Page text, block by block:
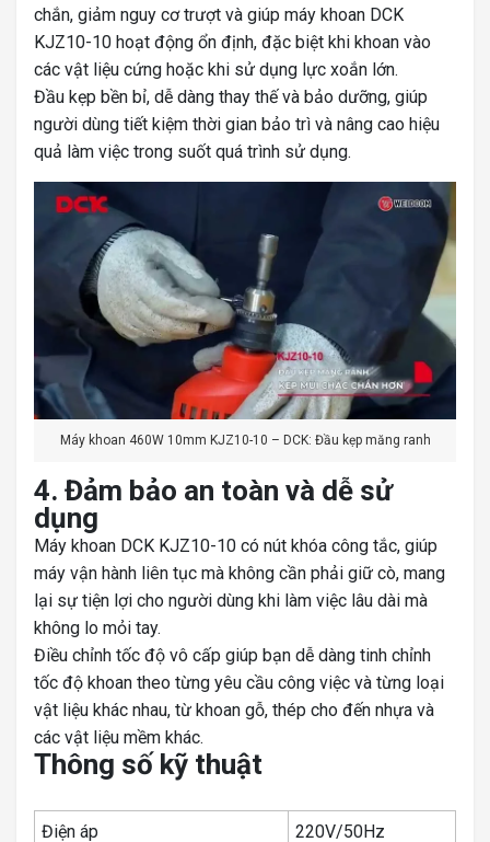
chắn, giảm nguy cơ trượt và giúp máy khoan DCK
KJZ10-10 hoạt động ổn định, đặc biệt khi khoan vào
các vật liệu cứng hoặc khi sử dụng lực xoắn lớn.
Đầu kẹp bền bỉ, dễ dàng thay thế và bảo dưỡng, giúp
người dùng tiết kiệm thời gian bảo trì và nâng cao hiệu
quả làm việc trong suốt quá trình sử dụng.
Máy khoan 460W 10mm KJZ10-10 – DCK: Đầu kẹp măng ranh
4. Đảm bảo an toàn và dễ sử
dụng
Máy khoan DCK KJZ10-10 có nút khóa công tắc, giúp
máy vận hành liên tục mà không cần phải giữ cò, mang
lại sự tiện lợi cho người dùng khi làm việc lâu dài mà
không lo mỏi tay.
Điều chỉnh tốc độ vô cấp giúp bạn dễ dàng tinh chỉnh
tốc độ khoan theo từng yêu cầu công việc và từng loại
vật liệu khác nhau, từ khoan gỗ, thép cho đến nhựa và
các vật liệu mềm khác.
Thông số kỹ thuật
Điện áp 220V/50Hz